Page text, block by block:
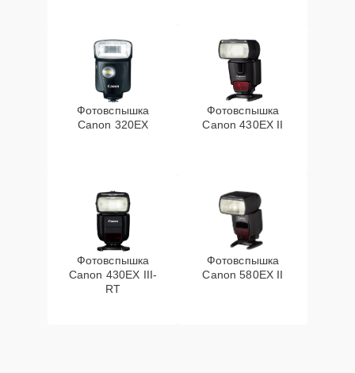
Фотовспышка
Canon 320EX
Фотовспышка
Canon 430EX II
Фотовспышка
Canon 430EX III-
RT
Фотовспышка
Canon 580EX II